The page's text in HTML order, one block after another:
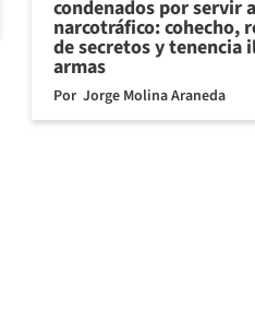
condenados por servir
narcotráfico: cohecho,
de secretos y tenencia
armas
Por Jorge Molina Araneda